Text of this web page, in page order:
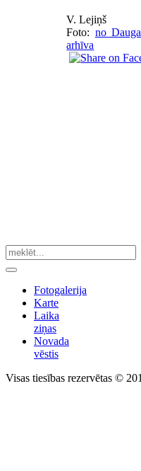
V. Lejiņš
Foto: no
arhīva
Fotogalerija
Karte
Laika
ziņas
Novada
vēstis
Visas tiesības rezervētas ©